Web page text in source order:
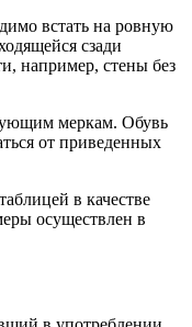
встать на ровную
сзади
например, стены без
меркам. Обувь
от приведенных
в качестве
осуществлен в